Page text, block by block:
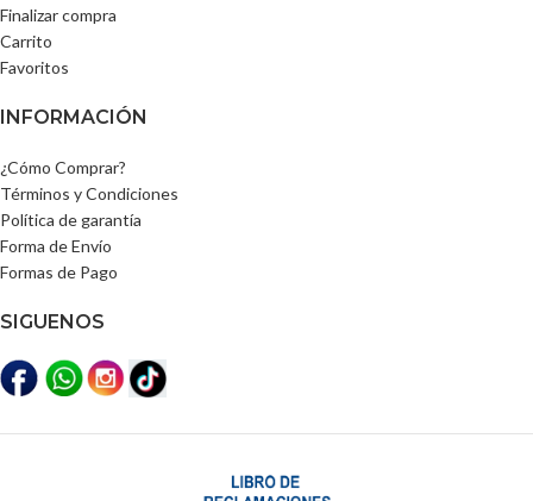
Finalizar compra
Carrito
Favoritos
INFORMACIÓN
¿Cómo Comprar?
Términos y Condiciones
Política de garantía
Forma de Envío
Formas de Pago
SIGUENOS